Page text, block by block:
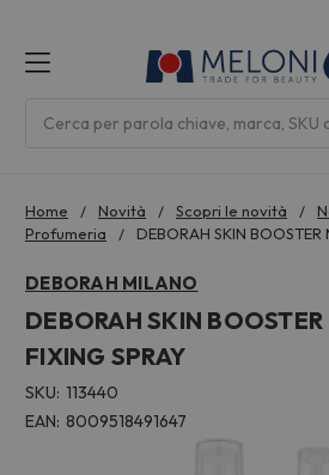
Home Novità Scopri le novità
Profumeria
DEBORAH SKIN BOOSTER
DEBORAH MILANO
DEBORAH SKIN
FIXING SPRAY
SKU: 113440
EAN: 8009518491647